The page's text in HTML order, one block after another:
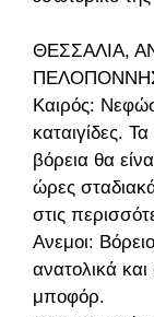
ΘΕΣΣΑΛΙΑ,
Καιρός:
καταιγίδες.
βόρεια θα
ώρες
στις
Ανεμοι:
ανατολικά
μποφόρ.